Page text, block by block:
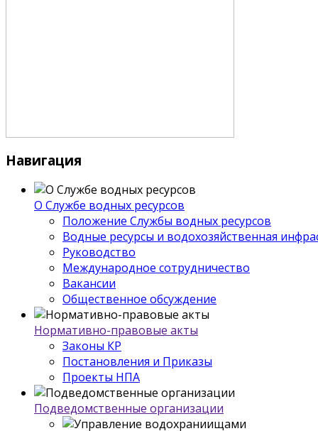
Навигация
О Службе водных ресурсов
Положение Службы водных ресурсов
Водные ресурсы и водохозяйственная
Руководство
Международное сотрудничество
Вакансии
Общественное обсуждение
Нормативно-правовые акты
Законы КР
Постановления и Приказы
Проекты НПА
Подведомственные организации